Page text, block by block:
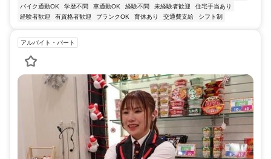
バイク通勤OK
学歴不問 車通勤OK 経験不問 未経験者歓迎
住宅手当あり
経験者歓迎
有資格者歓迎 ブランクOK 育休あり 交通費支給 シフト制
アルバイト・パート